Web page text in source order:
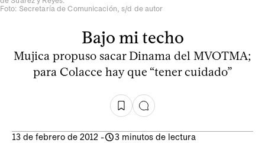
Foto: Secretaría de Comunicación, s/d de autor
Bajo mi techo
Mujica propuso sacar Dinama del MVOTMA;
para Colacce hay que “tener cuidado”
13 de febrero de 2012 - 3 minutos de lectura